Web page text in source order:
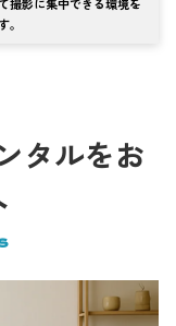
。
タルをお